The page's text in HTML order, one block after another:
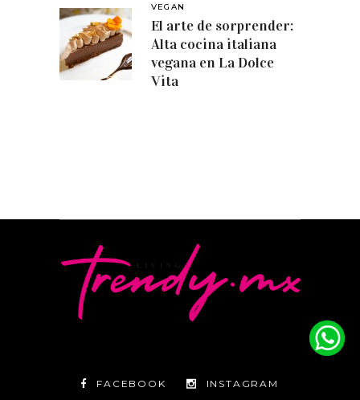
VEGAN
El arte de sorprender:
Alta cocina italiana
vegana en La Dolce
Vita
FACEBOOK INSTAGRAM